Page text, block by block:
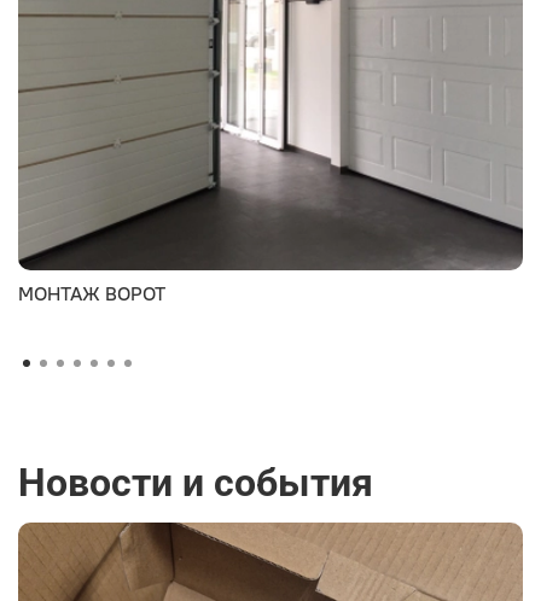
МОНТАЖ ВОРОТ
Новости и события